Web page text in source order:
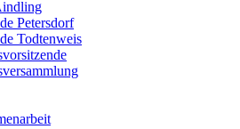
Petersdorf
Todtenweis